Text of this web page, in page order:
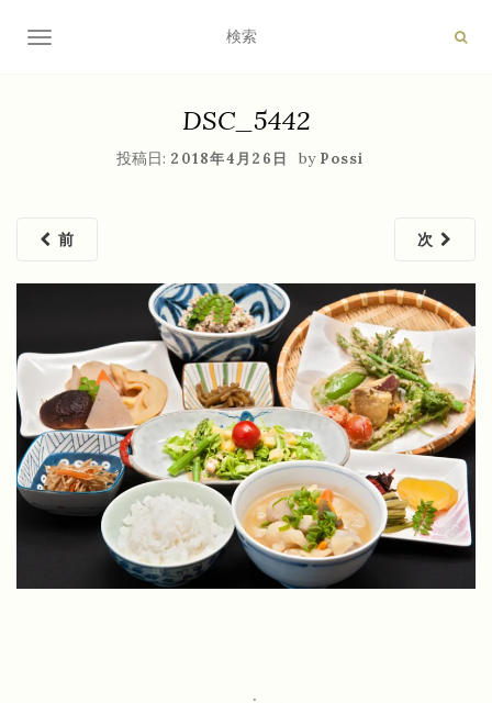
ナビゲーション切り替え
DSC_5442
投稿日: 2018年4月26日 by Possi
前 次